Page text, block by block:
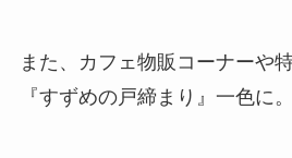
また、カフェ物販コーナーや
『すずめの戸締まり』一色に。